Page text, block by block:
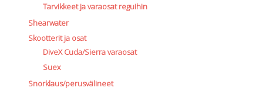
Tarvikkeet ja varaosat reguihin
Shearwater
Skootterit ja osat
DiveX Cuda/Sierra varaosat
Suex
Snorklaus/perusvälineet